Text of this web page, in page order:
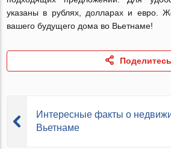
указаны в рублях, долларах и евро.
вашего будущего дома во Вьетнаме!
Поделитесь
Интересные факты о
Вьетнаме